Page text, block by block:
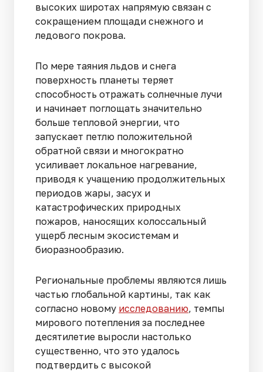
высоких широтах напрямую связан с
сокращением площади снежного и
ледового покрова.
По мере таяния льдов и снега
поверхность планеты теряет
способность отражать солнечные лучи
и начинает поглощать значительно
больше тепловой энергии, что
запускает петлю положительной
обратной связи и многократно
усиливает локальное нагревание,
приводя к учащению продолжительных
периодов жары, засух и
катастрофических природных
пожаров, наносящих колоссальный
ущерб лесным экосистемам и
биоразнообразию.
Региональные проблемы являются лишь
частью глобальной картины, так как
согласно новому исследованию, темпы
мирового потепления за последнее
десятилетие выросли настолько
существенно, что это удалось
подтвердить с высокой